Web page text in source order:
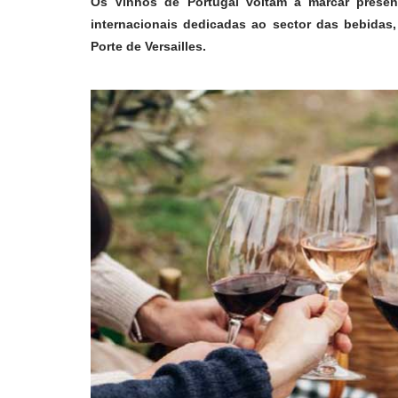
internacionais dedicadas ao sector das
Porte de Versailles.